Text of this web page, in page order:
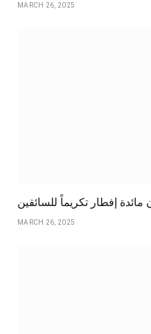
MARCH 26, 2025
إفطار تكريماً للسائقين
MARCH 26, 2025